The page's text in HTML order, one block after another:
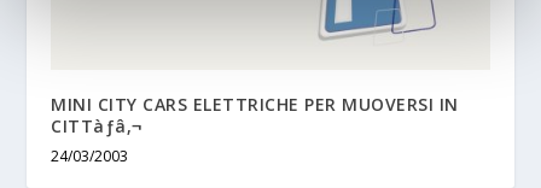
MINI CITY CARS ELETTRICHE PER MUOVERSI IN
CITTàƒâ‚¬
24/03/2003